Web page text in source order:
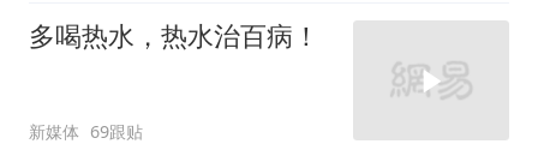
多喝热水，热水治百病！
新媒体 69跟贴